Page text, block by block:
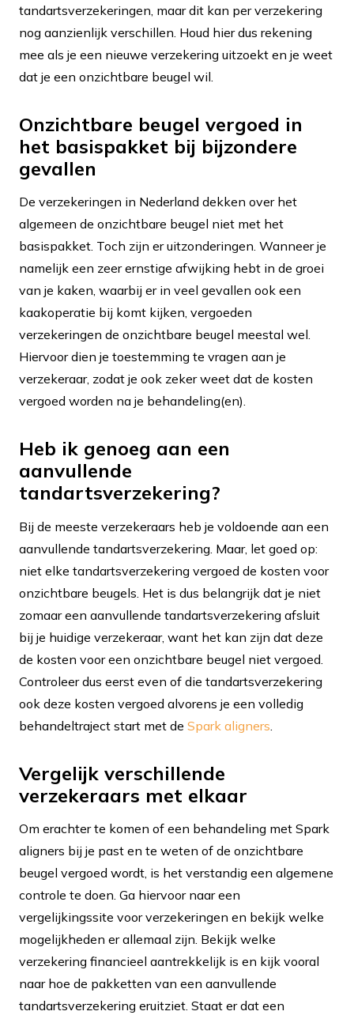
tandartsverzekeringen, maar dit kan per verzekering
nog aanzienlijk verschillen. Houd hier dus rekening
mee als je een nieuwe verzekering uitzoekt en je weet
dat je een onzichtbare beugel wil.
Onzichtbare beugel vergoed in
het basispakket bij bijzondere
gevallen
De verzekeringen in Nederland dekken over het
algemeen de onzichtbare beugel niet met het
basispakket. Toch zijn er uitzonderingen. Wanneer je
namelijk een zeer ernstige afwijking hebt in de groei
van je kaken, waarbij er in veel gevallen ook een
kaakoperatie bij komt kijken, vergoeden
verzekeringen de onzichtbare beugel meestal wel.
Hiervoor dien je toestemming te vragen aan je
verzekeraar, zodat je ook zeker weet dat de kosten
vergoed worden na je behandeling(en).
Heb ik genoeg aan een
aanvullende
tandartsverzekering?
Bij de meeste verzekeraars heb je voldoende aan een
aanvullende tandartsverzekering. Maar, let goed op:
niet elke tandartsverzekering vergoed de kosten voor
onzichtbare beugels. Het is dus belangrijk dat je niet
zomaar een aanvullende tandartsverzekering afsluit
bij je huidige verzekeraar, want het kan zijn dat deze
de kosten voor een onzichtbare beugel niet vergoed.
Controleer dus eerst even of die tandartsverzekering
ook deze kosten vergoed alvorens je een volledig
behandeltraject start met de Spark aligners
Vergelijk verschillende
verzekeraars met elkaar
Om erachter te komen of een behandeling met Spark
aligners bij je past en te weten of de onzichtbare
beugel vergoed wordt, is het verstandig een algemene
controle te doen. Ga hiervoor naar een
vergelijkingssite voor verzekeringen en bekijk welke
mogelijkheden er allemaal zijn. Bekijk welke
verzekering financieel aantrekkelijk is en kijk vooral
naar hoe de pakketten van een aanvullende
tandartsverzekering eruitziet. Staat er dat een